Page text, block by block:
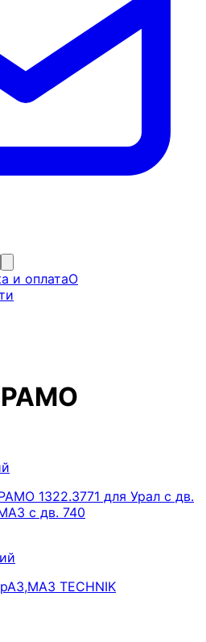
и оплатаО
1322.3771 для Урал с дв.
с дв. 740
TECHNIK